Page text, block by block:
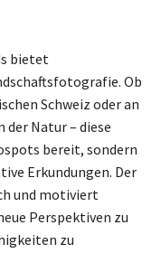
bietet
Ob
Schweiz oder an
Natur – diese
bereit, sondern
Erkundungen. Der
und motiviert
Perspektiven zu
zu